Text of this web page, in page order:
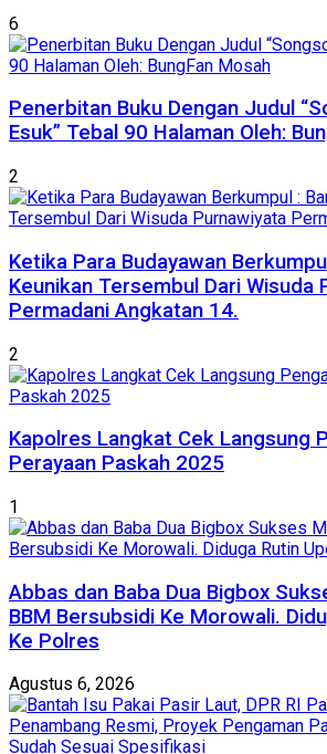
6
Penerbitan Buku Dengan Judul
Esuk” Tebal 90 Halaman Oleh:
2
Ketika Para Budayawan
Keunikan Tersembul Dari Wisuda
Permadani Angkatan 14.
2
Kapolres Langkat Cek Langsung
Perayaan Paskah 2025
1
Abbas dan Baba Dua Bigbox
BBM Bersubsidi Ke Morowali.
Ke Polres
Agustus 6, 2026